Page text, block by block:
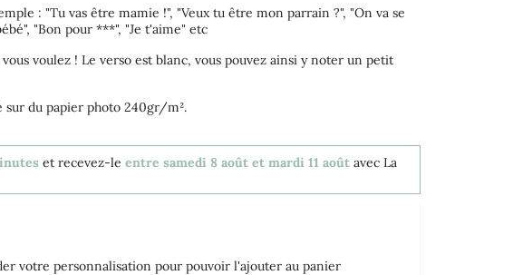
: "Tu vas être mamie !", "Veux tu être mon parrain ?", "On va se
"Bon pour ***", "Je t'aime" etc
voulez ! Le verso est blanc, vous pouvez ainsi y noter un petit
du papier photo 240gr/m².
et recevez-leentre samedi 8 août et mardi 11 août avec La
votre personnalisation pour pouvoir l'ajouter au panier